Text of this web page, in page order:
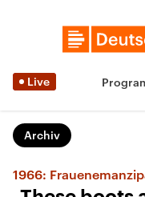
Live
Archiv
1966: